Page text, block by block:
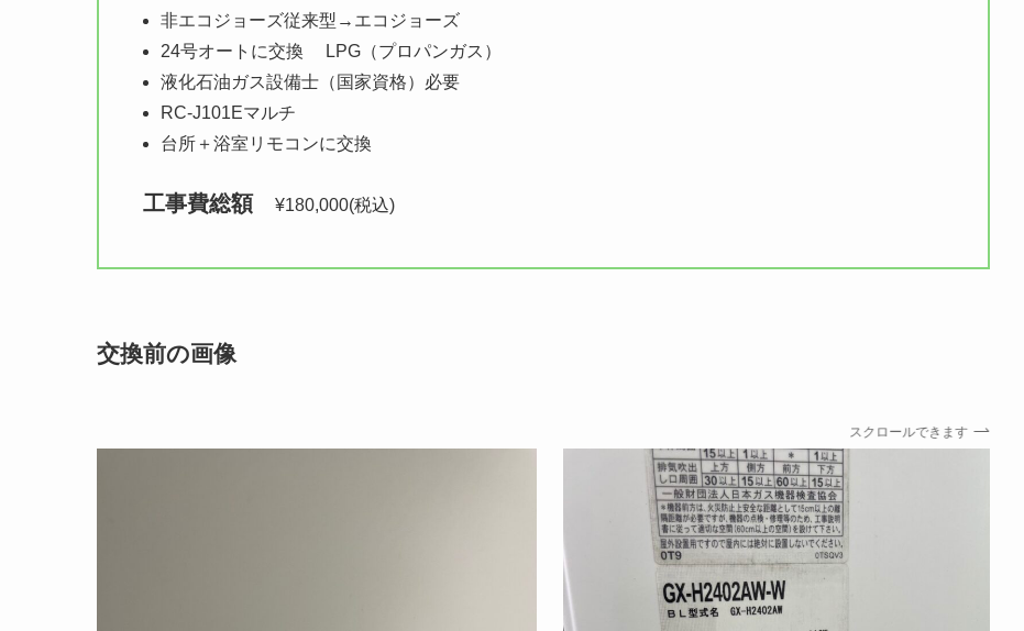
非エコジョーズ従来型→エコジョーズ
24号オートに交換 LPG（プロパンガス）
液化石油ガス設備士（国家資格）必要
RC-J101Eマルチ
台所＋浴室リモコンに交換
工事費総額 ¥180,000(税込)
交換前の画像
スクロールできます